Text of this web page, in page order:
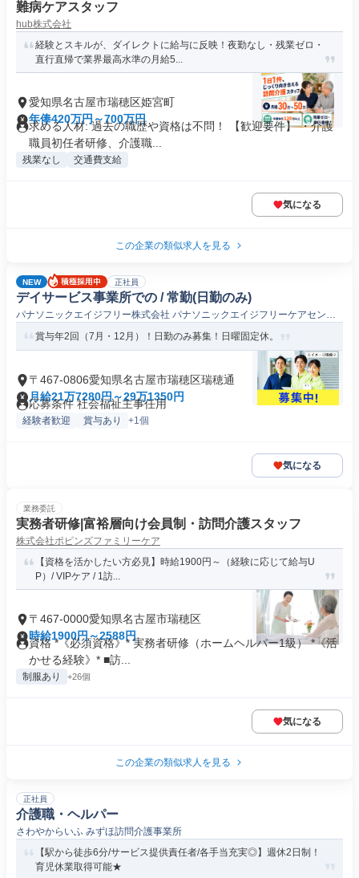
難病ケアスタッフ
hub株式会社
経験とスキルが、ダイレクトに給与に反映！夜勤なし・残業ゼロ・
直行直帰で業界最高水準の月給5...
愛知県名古屋市瑞穂区姫宮町
年俸420万円～700万円
求める人材: 過去の職歴や資格は不問！ 【歓迎要件】 ・介護
職員初任者研修、介護職...
残業なし 交通費支給
気になる
この企業の類似求人を見る
NEW 正社員
デイサービス事業所での / 常勤(日勤のみ)
パナソニックエイジフリー株式会社 パナソニックエイジフリーケアセンタ
ー瑞穂・デイサービスStep
賞与年2回（7月・12月）！日勤のみ募集！日曜固定休。
〒467-0806愛知県名古屋市瑞穂区瑞穂通
月給21万7280円～29万1350円
応募条件 社会福祉主事任用
経験者歓迎 賞与あり +1個
気になる
業務委託
実務者研修|富裕層向け会員制・訪問介護スタッフ
株式会社ポピンズファミリーケア
【資格を活かしたい方必見】時給1900円～（経験に応じて給与U
P）/ VIPケア / 1訪...
〒467-0000愛知県名古屋市瑞穂区
時給1900円～2588円
資格 *《必須資格》* 実務者研修（ホームヘルパー1級） *《活
かせる経験》* ■訪...
制服あり +26個
気になる
この企業の類似求人を見る
正社員
介護職・ヘルパー
さわやからいふ みずほ訪問介護事業所
【駅から徒歩6分/サービス提供責任者/各手当充実◎】週休2日制！
育児休業取得可能★